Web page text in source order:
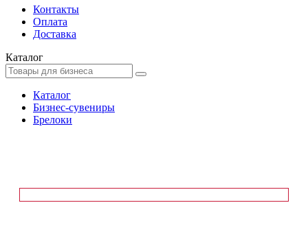
Контакты
Оплата
Доставка
Каталог
Каталог
Бизнес-сувениры
Брелоки